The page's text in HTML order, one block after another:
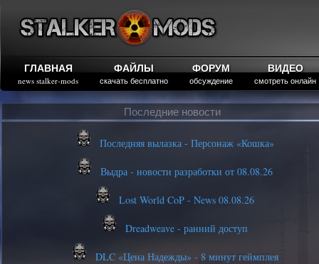
ГЛАВНАЯ
news stalker-mods
ФАЙЛЫ
скачать бесплатно
ФОРУМ
обсуждение
ВИДЕО
смотреть онлайн
Последние новости
Последняя вылазка - Персонаж «Кошка»
Выдра - новости разработки от 08.08.26
Lost World CoP - News 08.08.26
Dreadweave - ранний доступ
DLC «Цена Надежды» - 8 минут геймплея